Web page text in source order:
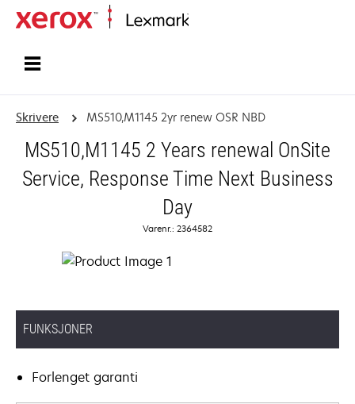
Skrivere MS510,M1145 2yr renew OSR NBD
MS510,M1145 2 Years renewal OnSite
Service, Response Time Next Business
Day
Varenr.: 2364582
FUNKSJONER
Forlenget garanti